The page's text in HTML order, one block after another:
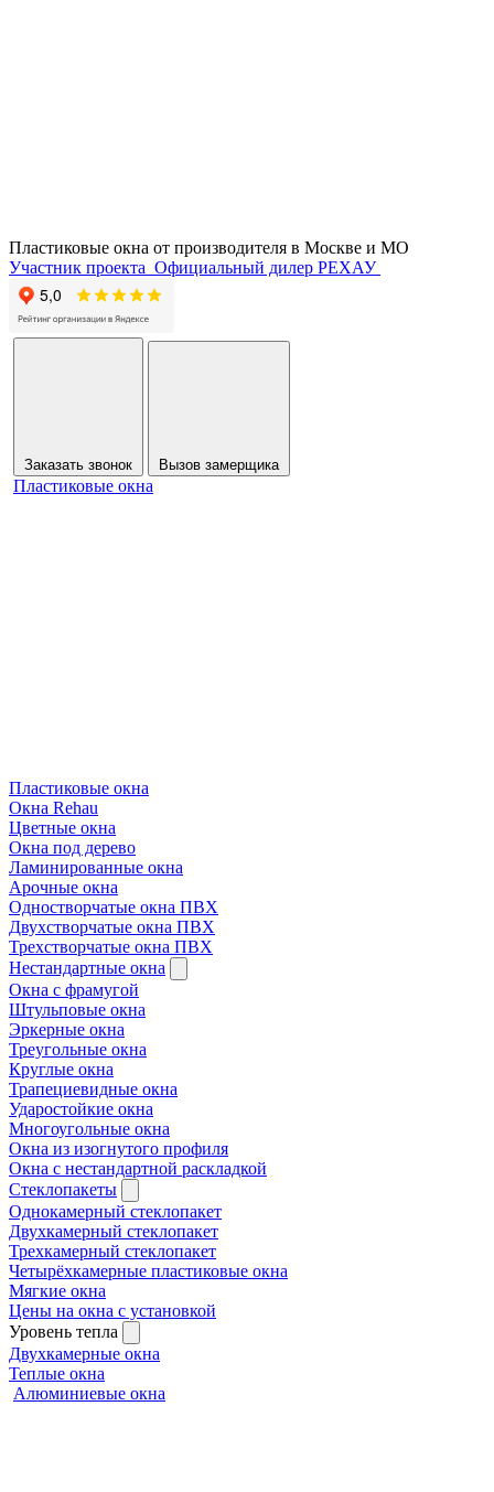
Пластиковые окна от производителя в Москве и МО
Участник проекта Официальный дилер РЕХАУ
Заказать звонок Вызов замерщика
Пластиковые окна
Пластиковые окна
Окна Rehau
Цветные окна
Окна под дерево
Ламинированные окна
Арочные окна
Одностворчатые окна ПВХ
Двухстворчатые окна ПВХ
Трехстворчатые окна ПВХ
Нестандартные окна
Окна с фрамугой
Штульповые окна
Эркерные окна
Треугольные окна
Круглые окна
Трапециевидные окна
Ударостойкие окна
Многоугольные окна
Окна из изогнутого профиля
Окна с нестандартной раскладкой
Стеклопакеты
Однокамерный стеклопакет
Двухкамерный стеклопакет
Трехкамерный стеклопакет
Четырёхкамерные пластиковые окна
Мягкие окна
Цены на окна с установкой
Уровень тепла
Двухкамерные окна
Теплые окна
Алюминиевые окна